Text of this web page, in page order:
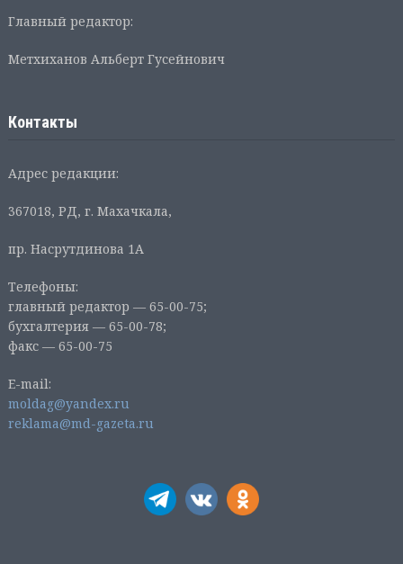
Главный редактор:
Метхиханов Альберт Гусейнович
Контакты
Адрес редакции:
367018, РД, г. Махачкала,
пр. Насрутдинова 1А
Телефоны:
главный редактор — 65-00-75;
бухгалтерия — 65-00-78;
факс — 65-00-75
E-mail:
moldag@yandex.ru
reklama@md-gazeta.ru